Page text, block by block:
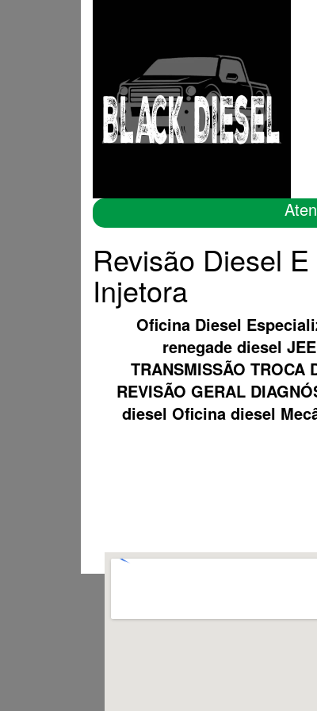
Revisão Diesel
Injetora
Oficina Diesel
renegade diesel
TRANSMISSÃO TROCA
REVISÃO GERAL
diesel Oficina diesel